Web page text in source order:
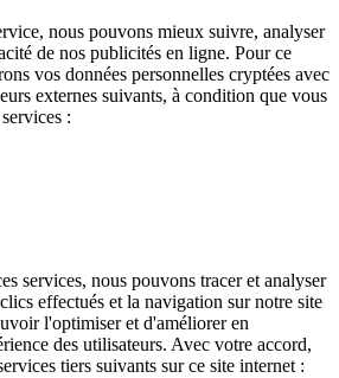
nous pouvons mieux suivre, analyser
de nos publicités en ligne. Pour ce
vos données personnelles cryptées avec
externes suivants, à condition que vous
:
services, nous pouvons tracer et analyser
effectués et la navigation sur notre site
l'optimiser et d'améliorer en
des utilisateurs. Avec votre accord,
tiers suivants sur ce site internet :